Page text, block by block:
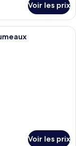
Voir les prix
d’hôtel avec deux lits,
Voir les prix